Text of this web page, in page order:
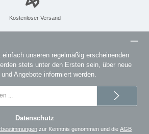
Kostenloser Versand
unseren regelmäßig erscheinenden
stets unter den Ersten sein, über neue
Angebote informiert werden.
Datenschutz
zur Kenntnis genommen und die AGB